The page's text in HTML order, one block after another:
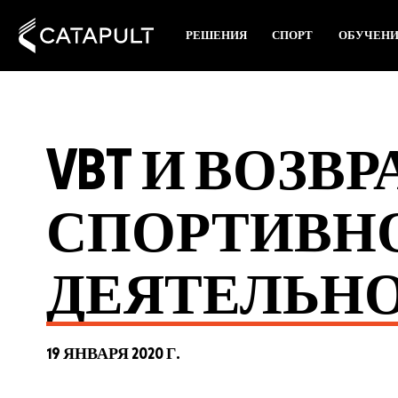
РЕШЕНИЯ СПОРТ
VBT И
19 ЯНВАРЯ 2020 Г.